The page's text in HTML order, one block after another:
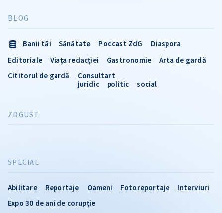
SPECIAL
Abilitare Reportaje Oameni Fotoreportaje
Interviuri
Expo 30 de ani de corupție
BLOG
Banii tăi Sănătate Podcast ZdG
Diaspora
Editoriale
Viața redacției Gastronomie
Arta de gardă
Cititorul de gardă
Consultant
juridic
politic social
ZDGUST